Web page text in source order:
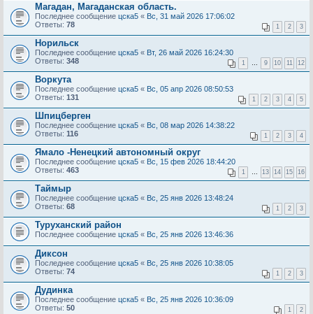
Магадан, Магаданская область.
Последнее сообщение цска5 « Вс, 31 май 2026 17:06:02
Ответы: 78 1 2 3
Норильск
Последнее сообщение цска5 « Вт, 26 май 2026 16:24:30
Ответы: 348 1 9 10 11 12
Воркута
Последнее сообщение цска5 « Вс, 05 апр 2026 08:50:53
Ответы: 131 1 2 3 4 5
Шпицберген
Последнее сообщение цска5 « Вс, 08 мар 2026 14:38:22
Ответы: 116 1 2 3 4
Ямало -Ненецкий автономный округ
Последнее сообщение цска5 « Вс, 15 фев 2026 18:44:20
Ответы: 463 1 13 14 15 16
Таймыр
Последнее сообщение цска5 « Вс, 25 янв 2026 13:48:24
Ответы: 68 1 2 3
Туруханский район
Последнее сообщение цска5 « Вс, 25 янв 2026 13:46:36
Диксон
Последнее сообщение цска5 « Вс, 25 янв 2026 10:38:05
Ответы: 74 1 2 3
Дудинка
Последнее сообщение цска5 « Вс, 25 янв 2026 10:36:09
Ответы: 50 1 2